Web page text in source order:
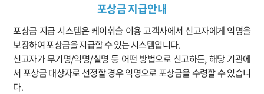
포상금 지급안내
포상금 지급 시스템은 케이휘슬 이용 고객사에서 신고자에게 익명을
보장하여 포상금을 지급할 수 있는 시스템입니다.
신고자가 무기명/익명/실명 등 어떤 방법으로 신고하든, 해당 기관에
서 포상금 대상자로 선정할 경우 익명으로 포상금을 수령할 수 있습니
다.